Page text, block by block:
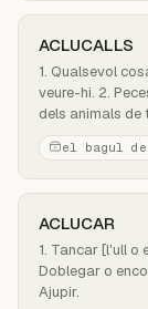
ACLUCALLS
1. Qualsevol
veure-hi. 2.
dels animals de
el bagul
ACLUCAR
1. Tancar [l'ull o
Doblegar o
Ajupir.